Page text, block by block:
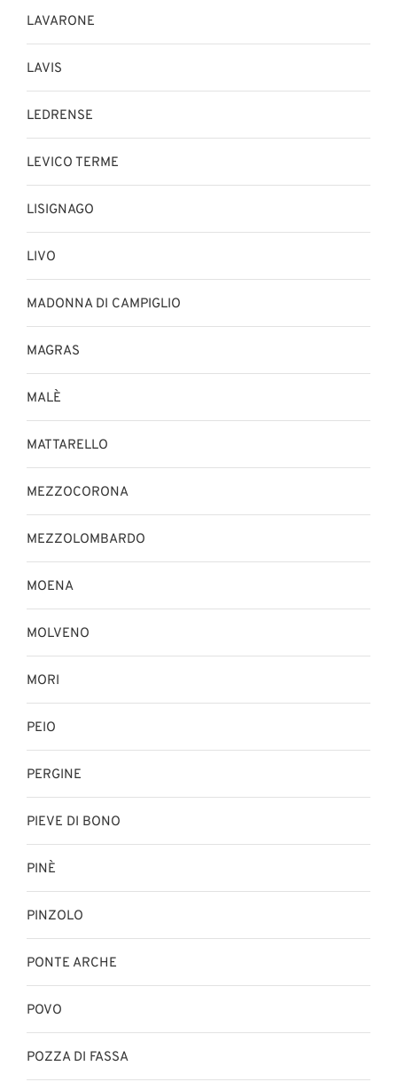
LAVARONE
LAVIS
LEDRENSE
LEVICO TERME
LISIGNAGO
LIVO
MADONNA DI CAMPIGLIO
MAGRAS
MALÈ
MATTARELLO
MEZZOCORONA
MEZZOLOMBARDO
MOENA
MOLVENO
MORI
PEIO
PERGINE
PIEVE DI BONO
PINÈ
PINZOLO
PONTE ARCHE
POVO
POZZA DI FASSA